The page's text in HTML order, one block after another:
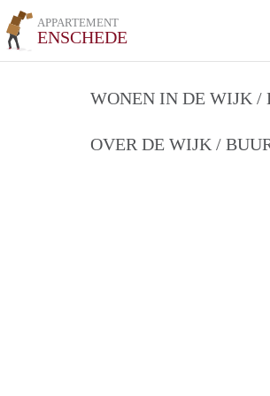
APPARTEMENT
ENSCHEDE
WONEN IN DE WIJK /
OVER DE WIJK /